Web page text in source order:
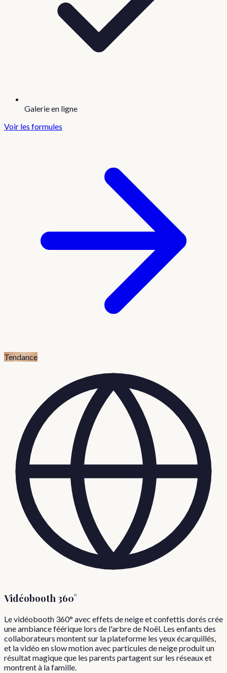
Galerie en ligne
Voir les formules
Tendance
Vidéobooth 360°
Le vidéobooth 360° avec effets de neige et confettis dorés crée
une ambiance féérique lors de l'arbre de Noël. Les enfants des
collaborateurs montent sur la plateforme les yeux écarquillés,
et la vidéo en slow motion avec particules de neige produit un
résultat magique que les parents partagent sur les réseaux et
montrent à la famille.